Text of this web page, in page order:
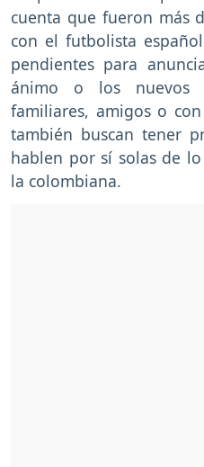
cuenta que fueron más
con el futbolista
pendientes para
ánimo o los nuevos
familiares, amigos o
también buscan tener
hablen por sí solas de
la colombiana.